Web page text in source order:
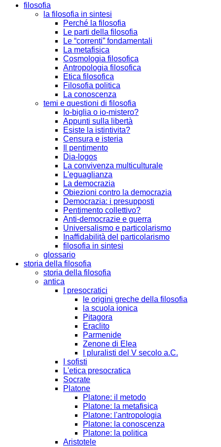
filosofia
la filosofia in sintesi
Perché la filosofia
Le parti della filosofia
Le “correnti” fondamentali
La metafisica
Cosmologia filosofica
Antropologia filosofica
Etica filosofica
Filosofia politica
La conoscenza
temi e questioni di filosofia
Io-biglia o io-mistero?
Appunti sulla libertà
Esiste la istintivita?
Censura e isteria
Il pentimento
Dia-logos
La convivenza multiculturale
L'eguaglianza
La democrazia
Obiezioni contro la democrazia
Democrazia: i presupposti
Pentimento collettivo?
Anti-democrazie e guerra
Universalismo e particolarismo
Inaffidabilità del particolarismo
filosofia in sintesi
glossario
storia della filosofia
storia della filosofia
antica
I presocratici
le origini greche della filosofia
la scuola ionica
Pitagora
Eraclito
Parmenide
Zenone di Elea
I pluralisti del V secolo a.C.
I sofisti
L'etica presocratica
Socrate
Platone
Platone: il metodo
Platone: la metafisica
Platone: l'antropologia
Platone: la conoscenza
Platone: la politica
Aristotele